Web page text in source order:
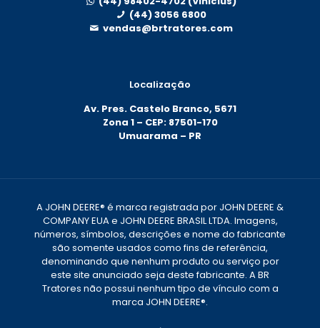
(44) 3056 6800
vendas@brtratores.com
Localização
Av. Pres. Castelo Branco, 5671
Zona 1 – CEP: 87501-170
Umuarama – PR
A JOHN DEERE® é marca registrada por JOHN DEERE &
COMPANY EUA e JOHN DEERE BRASIL LTDA. Imagens,
números, símbolos, descrições e nome do fabricante
são somente usados como fins de referência,
denominando que nenhum produto ou serviço por
este site anunciado seja deste fabricante. A BR
Tratores não possui nenhum tipo de vínculo com a
marca JOHN DEERE®.